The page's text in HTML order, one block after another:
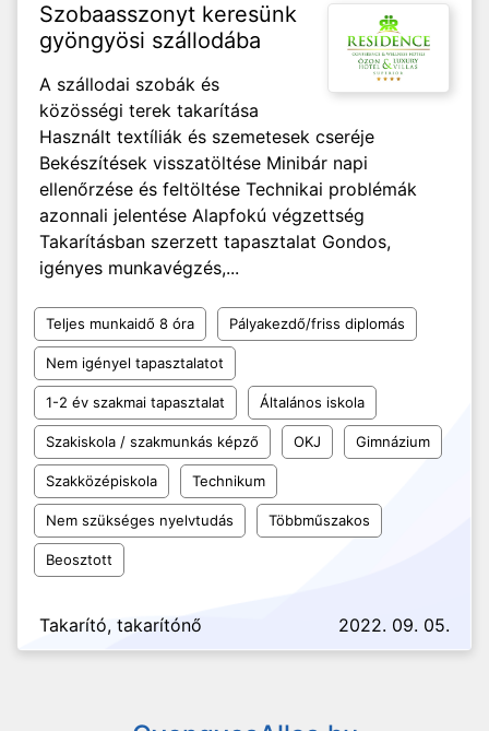
Szobaasszonyt keresünk
gyöngyösi szállodába
A szállodai szobák és
közösségi terek takarítása
Használt textíliák és szemetesek cseréje
Bekészítések visszatöltése Minibár napi
ellenőrzése és feltöltése Technikai problémák
azonnali jelentése Alapfokú végzettség
Takarításban szerzett tapasztalat Gondos,
igényes munkavégzés,...
Teljes munkaidő 8 óra Pályakezdő/friss diplomás
Nem igényel tapasztalatot
1-2 év szakmai tapasztalat Általános iskola
Szakiskola / szakmunkás képző OKJ Gimnázium
Szakközépiskola Technikum
Nem szükséges nyelvtudás Többműszakos
Beosztott
Takarító, takarítónő 2022. 09. 05.